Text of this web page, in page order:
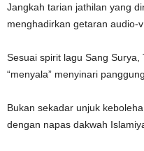
Jangkah tarian jathilan yang
menghadirkan getaran audio-
Sesuai spirit lagu Sang
“menyala” menyinari
Bukan sekadar unjuk
dengan napas dakwah